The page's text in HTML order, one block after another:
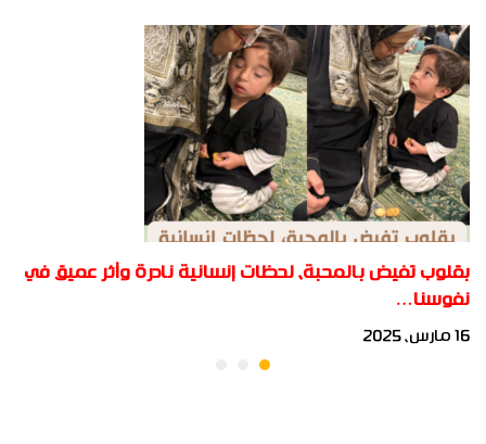
بقلوب تفيض بالمحبة، لحظات إنسانية نادرة وأثر عميق في
نفوسنا…
16 مارس، 2025